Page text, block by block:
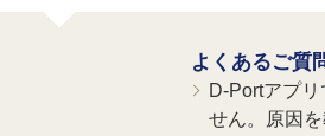
よくあるご質
D-Portアプ
せん。原因